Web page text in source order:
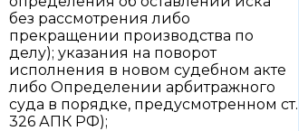
без рассмотрения либо
прекращении производства по
делу); указания на поворот
исполнения в новом судебном акте
либо Определении арбитражного
суда в порядке, предусмотренном ст.
326 АПК РФ);